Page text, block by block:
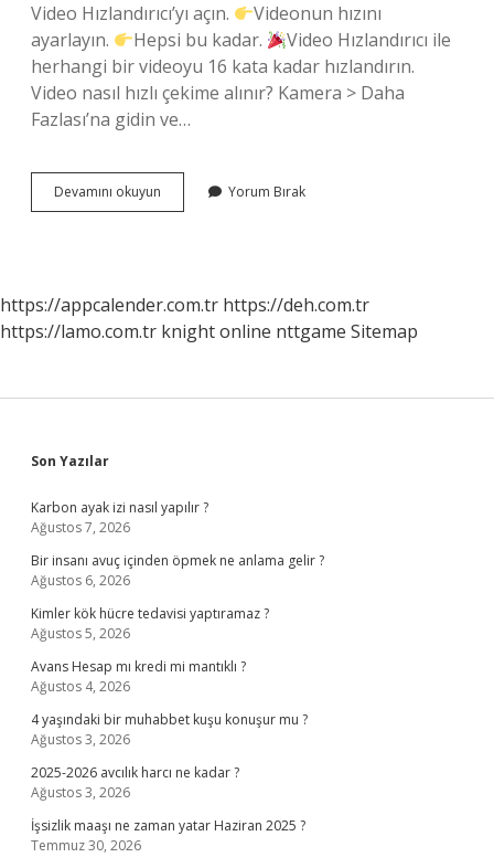
Video Hızlandırıcı’yı açın.
Videonun hızını
ayarlayın.
Hepsi bu kadar.
Video Hızlandırıcı ile
herhangi bir videoyu 16 kata kadar hızlandırın.
Video nasıl hızlı çekime alınır? Kamera > Daha
Fazlası’na gidin ve…
Devamını okuyun
Hızlandırma
Yorum Bırak
https://appcalender.com.tr https://deh.com.tr
https://lamo.com.tr knight online nttgame Sitemap
Sidebar
Son Yazılar
Karbon ayak izi nasıl yapılır ?
Ağustos 7, 2026
Bir insanı avuç içinden öpmek ne anlama gelir ?
Ağustos 6, 2026
Kimler kök hücre tedavisi yaptıramaz ?
Ağustos 5, 2026
Avans Hesap mı kredi mi mantıklı ?
Ağustos 4, 2026
4 yaşındaki bir muhabbet kuşu konuşur mu ?
Ağustos 3, 2026
2025-2026 avcılık harcı ne kadar ?
Ağustos 3, 2026
İşsizlik maaşı ne zaman yatar Haziran 2025 ?
Temmuz 30, 2026